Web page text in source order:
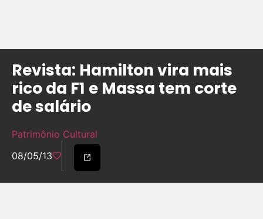
Revista: Hamilton vira mais
rico da F1 e Massa tem corte
de salário
Patrimônio Cultural
08/05/13